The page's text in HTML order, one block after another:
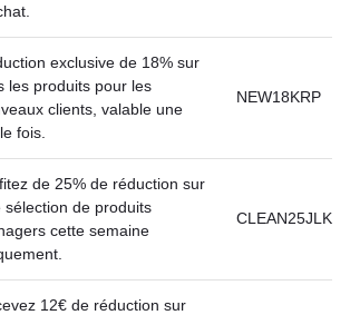
exclusive de 18% sur
les produits pour les
clients, valable une
fois.
NEW18KRP
de 25% de réduction sur
sélection de produits
cette semaine
CLEAN25JLK
12€ de réduction sur